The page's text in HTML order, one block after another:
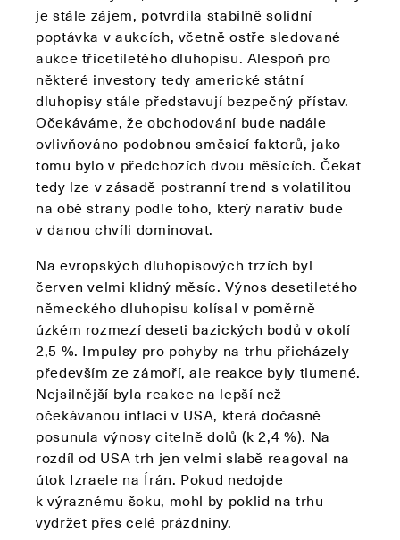
je stále zájem, potvrdila stabilně solidní
poptávka v aukcích, včetně ostře sledované
aukce třicetiletého dluhopisu. Alespoň pro
některé investory tedy americké státní
dluhopisy stále představují bezpečný přístav.
Očekáváme, že obchodování bude nadále
ovlivňováno podobnou směsicí faktorů, jako
tomu bylo v předchozích dvou měsících. Čekat
tedy lze v zásadě postranní trend s volatilitou
na obě strany podle toho, který narativ bude
v danou chvíli dominovat.
Na evropských dluhopisových trzích byl
červen velmi klidný měsíc. Výnos desetiletého
německého dluhopisu kolísal v poměrně
úzkém rozmezí deseti bazických bodů v okolí
2,5 %. Impulsy pro pohyby na trhu přicházely
především ze zámoří, ale reakce byly tlumené.
Nejsilnější byla reakce na lepší než
očekávanou inflaci v USA, která dočasně
posunula výnosy citelně dolů (k 2,4 %). Na
rozdíl od USA trh jen velmi slabě reagoval na
útok Izraele na Írán. Pokud nedojde
k výraznému šoku, mohl by poklid na trhu
vydržet přes celé prázdniny.